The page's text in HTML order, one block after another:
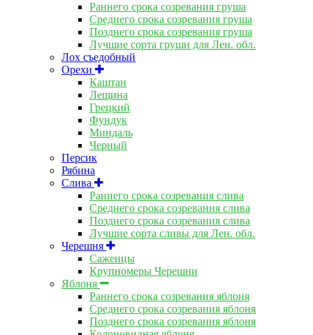
Раннего срока созревания груша
Среднего срока созревания груша
Позднего срока созревания груша
Лучшие сорта груши для Лен. обл.
Лох съедобный
Орехи
Каштан
Лещина
Грецкий
Фундук
Миндаль
Черный
Персик
Рябина
Слива
Раннего срока созревания слива
Среднего срока созревания слива
Позднего срока созревания слива
Лучшие сорта сливы для Лен. обл.
Черешня
Саженцы
Крупномеры Черешни
Яблоня
Раннего срока созревания яблоня
Среднего срока созревания яблоня
Позднего срока созревания яблоня